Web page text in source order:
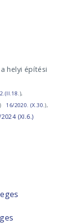
a helyi építési
),
16/2020. (X.30.),
(XI.6.)